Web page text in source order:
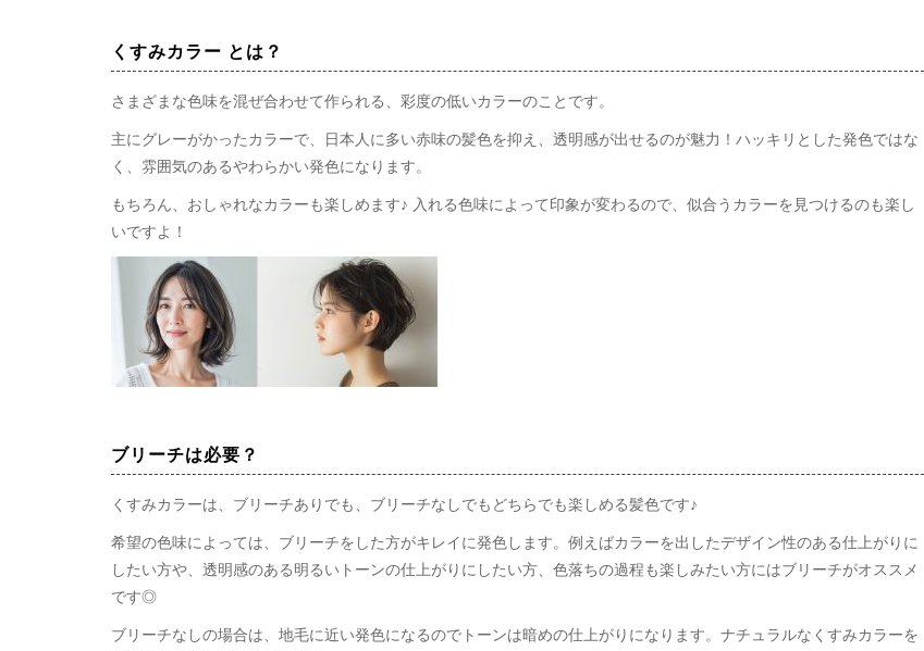
くすみカラー とは？
さまざまな色味を混ぜ合わせて作られる、彩度の低いカラーのことです。
主にグレーがかったカラーで、日本人に多い赤味の髪色を抑え、透明感が出せるのが魅力！ハッキリとした発色ではな
く、雰囲気のあるやわらかい発色になります。
もちろん、おしゃれなカラーも楽しめます♪ 入れる色味によって印象が変わるので、似合うカラーを見つけるのも楽し
いですよ！
ブリーチは必要？
くすみカラーは、ブリーチありでも、ブリーチなしでもどちらでも楽しめる髪色です♪
希望の色味によっては、ブリーチをした方がキレイに発色します。例えばカラーを出したデザイン性のある仕上がりに
したい方や、透明感のある明るいトーンの仕上がりにしたい方、色落ちの過程も楽しみたい方にはブリーチがオススメ
です◎
ブリーチなしの場合は、地毛に近い発色になるのでトーンは暗めの仕上がりになります。ナチュラルなくすみカラーを